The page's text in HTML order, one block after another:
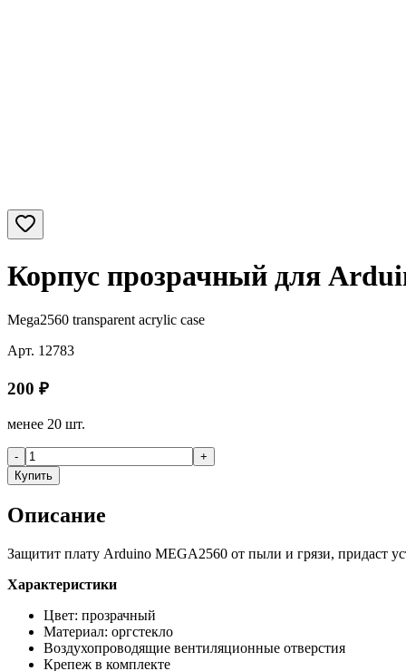
Корпус прозрачный для
Mega2560 transparent acrylic case
Арт. 12783
200 ₽
менее 20 шт.
-
+
Купить
Описание
Защитит плату Arduino MEGA2560 от пыли и грязи, придаст
Характеристики
Цвет: прозрачный
Материал: оргстекло
Воздухопроводящие вентиляционные отверстия
Крепеж в комплекте